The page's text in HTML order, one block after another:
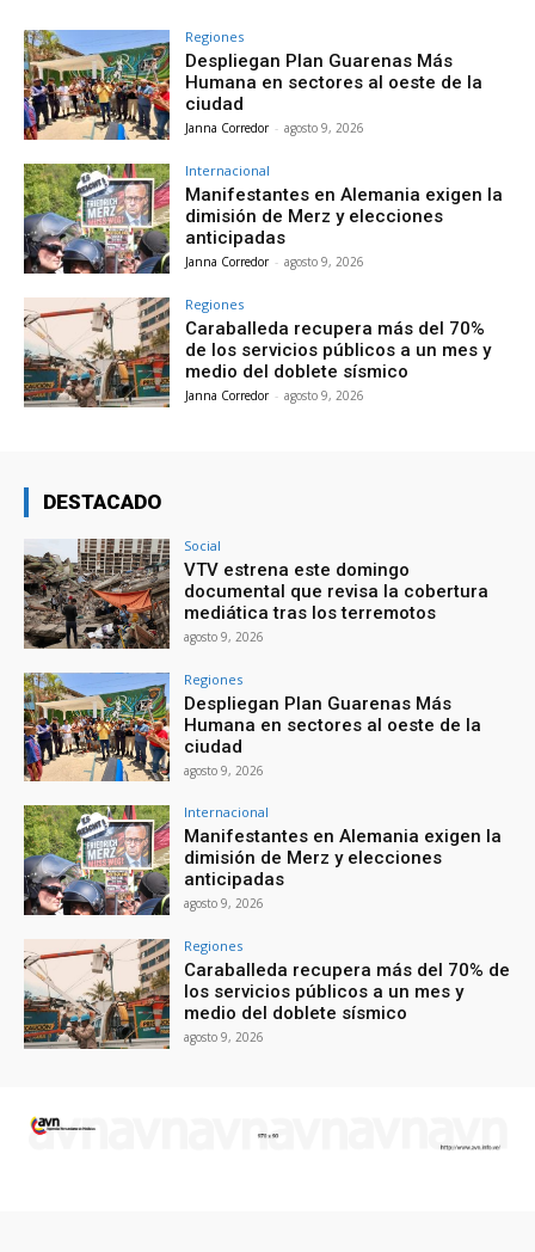
Regiones
Despliegan Plan Guarenas Más
Humana en sectores al oeste de la
ciudad
Janna Corredor - agosto 9, 2026
Internacional
Manifestantes en Alemania exigen la
dimisión de Merz y elecciones
anticipadas
Janna Corredor - agosto 9, 2026
Regiones
Caraballeda recupera más del 70%
de los servicios públicos a un mes y
medio del doblete sísmico
Janna Corredor - agosto 9, 2026
DESTACADO
Social
VTV estrena este domingo
documental que revisa la cobertura
mediática tras los terremotos
agosto 9, 2026
Regiones
Despliegan Plan Guarenas Más
Humana en sectores al oeste de la
ciudad
agosto 9, 2026
Internacional
Manifestantes en Alemania exigen la
dimisión de Merz y elecciones
anticipadas
agosto 9, 2026
Regiones
Caraballeda recupera más del 70% de
los servicios públicos a un mes y
medio del doblete sísmico
agosto 9, 2026